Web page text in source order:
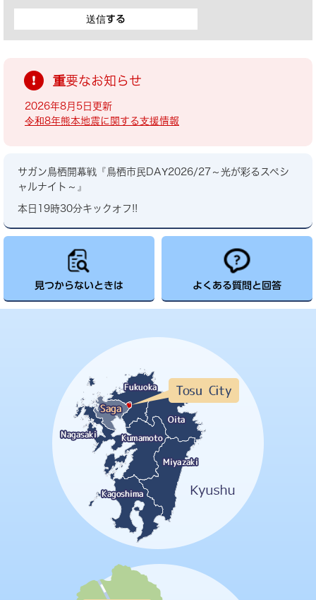
重要なお知らせ
2026年8月5日更新
令和8年熊本地震に関する支援情報
サガン鳥栖開幕戦『鳥栖市民DAY2026/27～光が彩るスペシ
ャルナイト～』
本日19時30分キックオフ!!
見つからないときは よくある質問と回答